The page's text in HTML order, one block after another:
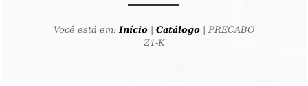
Você está em:Início| Catálogo| PRECABO
Z1-K